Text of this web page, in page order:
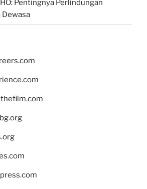
Pentingnya Perlindungan
Dewasa